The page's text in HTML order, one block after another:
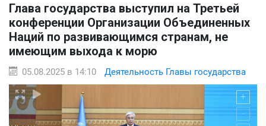
Глава государства выступил на Третьей
конференции Организации Объединенных
Наций по развивающимся странам, не
имеющим выхода к морю
05.08.2025 в 14:10 Деятельность Главы государства